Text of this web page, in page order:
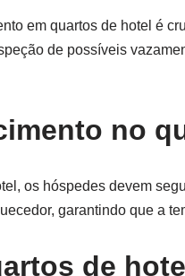
em quartos de hotel é
de possíveis
no
os hóspedes devem
garantindo que a
de